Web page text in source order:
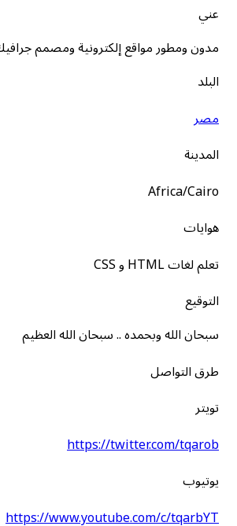
عني
مدون ومطور مواقع إلكترونية ومصمم جرافيك
البلد
مصر
المدينة
Africa/Cairo
هوايات
تعلم لغات HTML و CSS
التوقيع
سبحان الله وبحمده .. سبحان الله العظيم
طرق التواصل
تويتر
https://twitter.com/tqarob
يوتيوب
https://www.youtube.com/c/tqarbYT